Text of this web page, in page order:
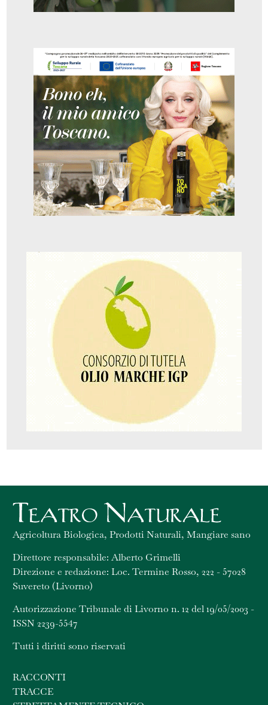
Agricoltura Biologica, Prodotti Naturali, Mangiare sano
Direttore responsabile: Alberto Grimelli
Direzione e redazione: Loc. Termine Rosso, 222 - 57028
Suvereto (Livorno)
Autorizzazione Tribunale di Livorno n. 12 del 19/05/2003 -
ISSN 2239-5547
Tutti i diritti sono riservati
RACCONTI
TRACCE